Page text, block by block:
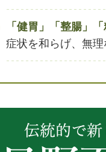
「健胃」「整腸」
症状を和らげ、無理